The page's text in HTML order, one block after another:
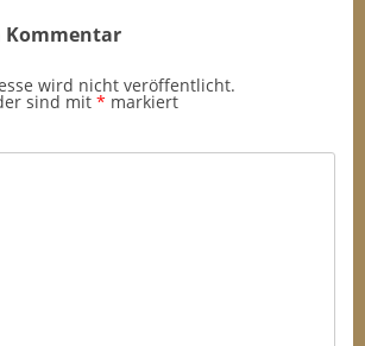
Kommentar
wird nicht veröffentlicht.
sind mit * markiert